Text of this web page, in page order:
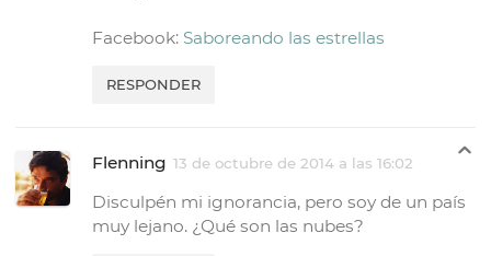
Facebook: Saboreando las estrellas
RESPONDER
Flenning 13 de octubre de 2014 a las 16:02
Disculpén mi ignorancia, pero soy de un país
muy lejano. ¿Qué son las nubes?